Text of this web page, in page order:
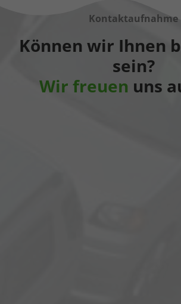
Kontaktaufnahme
Können wir Ihnen
sein?
Wir freuen uns